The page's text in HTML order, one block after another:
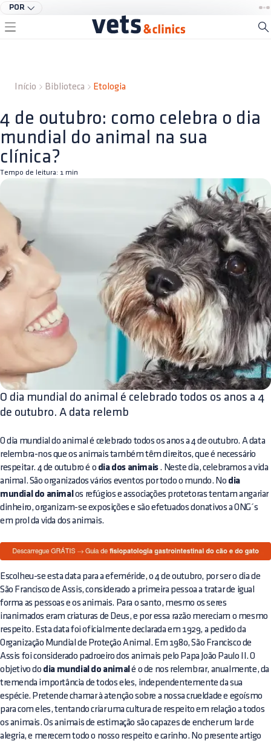
POR
Início Biblioteca Etologia
4 de outubro: como celebra o dia
mundial do animal na sua
clínica?
Tempo de leitura: 1 min
O dia mundial do animal é celebrado todos os anos a 4
de outubro. A data relemb
O dia mundial do animal é celebrado todos os anos a 4 de outubro. A data
relembra-nos que os animais também têm direitos, que é necessário
respeitar. 4 de outubro é o dia dos animais. Neste dia, celebramos a vida
animal. São organizados vários eventos por todo o mundo. No dia
mundial do animal os refúgios e associações protetoras tentam angariar
dinheiro, organizam-se exposições e são efetuados donativos a ONG´s
em prol da vida dos animais.
Escolheu-se esta data para a efeméride, o 4 de outubro, por ser o dia de
São Francisco de Assis, considerado a primeira pessoa a tratar de igual
forma as pessoas e os animais. Para o santo, mesmo os seres
inanimados eram criaturas de Deus, e por essa razão mereciam o mesmo
respeito. Esta data foi oficialmente declarada em 1929, a pedido da
Organização Mundial de Proteção Animal. Em 1980, São Francisco de
Assis foi considerado padroeiro dos animais pelo Papa João Paulo II. O
objetivo do dia mundial do animal é o de nos relembrar, anualmente, da
tremenda importância de todos eles, independentemente da sua
espécie. Pretende chamar à atenção sobre a nossa crueldade e egoísmo
para com eles, tentando criar uma cultura de respeito em relação a todos
os animais. Os animais de estimação são capazes de encher um lar de
alegria, e merecem todo o nosso respeito e carinho. No presente artigo